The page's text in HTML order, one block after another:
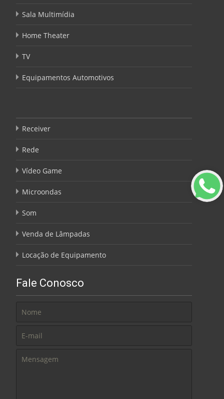
Sala Multimídia
Home Theater
TV
Equipamentos Automotivos
Receiver
Rede
Vídeo Game
Microondas
Som
Venda de Lâmpadas
Locação de Equipamento
Fale Conosco